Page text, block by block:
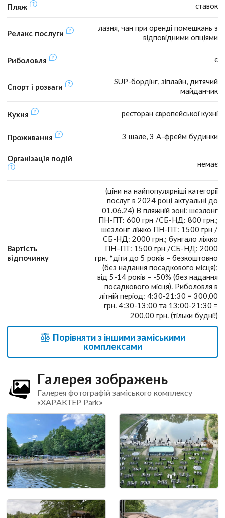
Пляж ставок
Релакс послуги
лазня, чан при оренді помешкань з
відповідними опціями
Риболовля є
Спорт і розваги
SUP-бордінг, зіплайн, дитячий
майданчик
Кухня ресторан європейської кухні
Проживання 3 шале, 3 А-фрейм будинки
Організація подій
немає
Вартість
відпочинку
(ціни на найпопулярніші категорії
послуг в 2024 році актуальні до
01.06.24) В пляжній зоні: шезлонг
ПН-ПТ: 600 грн /СБ-НД: 800 грн.;
шезлонг ліжко ПН-ПТ: 1500 грн /
СБ-НД: 2000 грн.; бунгало ліжко
ПН–ПТ: 1500 грн /СБ-НД: 2000
грн. *діти до 5 років – безкоштовно
(без надання посадкового місця);
від 5-14 років – -50% (без надання
посадкового місця). Риболовля в
літній період: 4:30-21:30 = 300,00
грн. 4:30-13:00 та 13:00-21:30 =
200,00 грн. (тільки будні!)
Порівняти з іншими заміськими
комплексами
Галерея зображень
Галерея фотографій заміського комплексу
«ХАРАКТЕР Park»